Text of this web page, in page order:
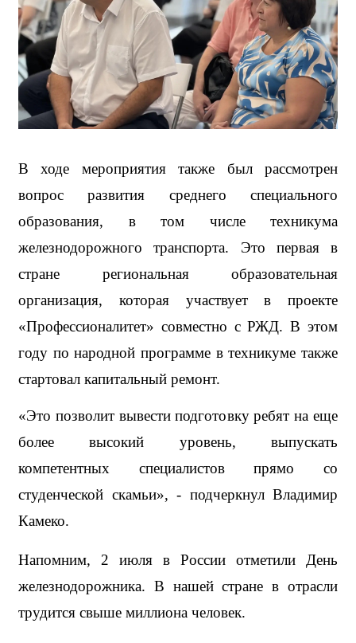
В ходе мероприятия также был рассмотрен
вопрос развития среднего специального
образования, в том числе техникума
железнодорожного транспорта. Это первая в
стране региональная образовательная
организация, которая участвует в проекте
«Профессионалитет» совместно с РЖД. В этом
году по народной программе в техникуме также
стартовал капитальный ремонт.
«Это позволит вывести подготовку ребят на еще
более высокий уровень, выпускать
компетентных специалистов прямо со
студенческой скамьи», - подчеркнул Владимир
Камеко.
Напомним, 2 июля в России отметили День
железнодорожника. В нашей стране в отрасли
трудится свыше миллиона человек.